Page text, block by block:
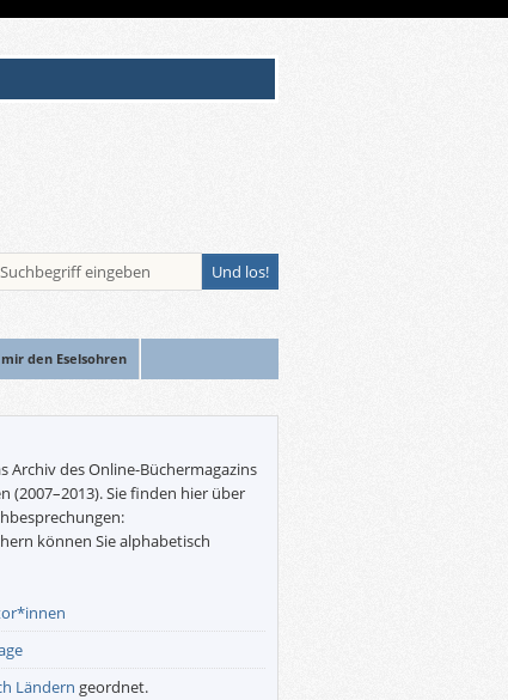
den Eselsohren
Archiv des Online-Büchermagazins
(2007–2013). Sie finden hier über
können Sie alphabetisch
Ländern geordnet.